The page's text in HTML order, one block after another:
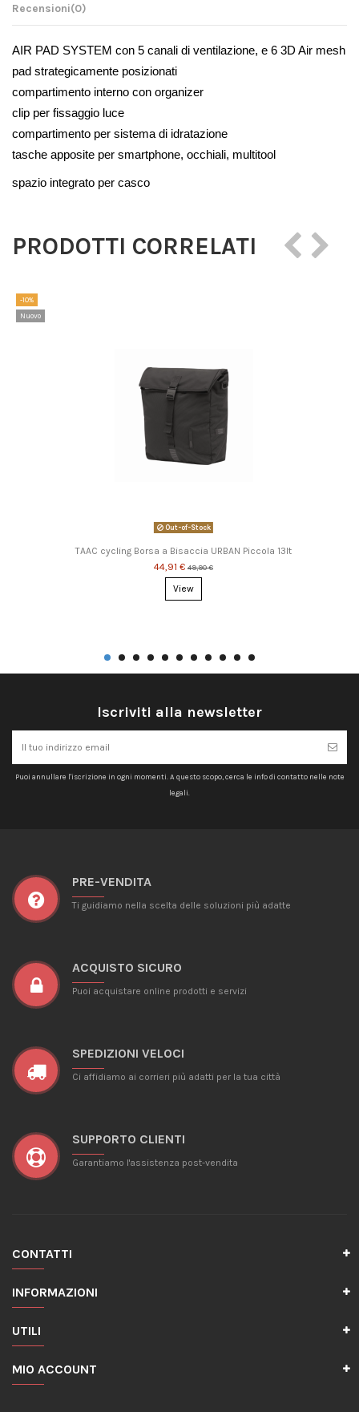
Recensioni(0)
AIR PAD SYSTEM con 5 canali di ventilazione, e 6 3D Air mesh
pad strategicamente posizionati
compartimento interno con organizer
clip per fissaggio luce
compartimento per sistema di idratazione
tasche apposite per smartphone, occhiali, multitool
spazio integrato per casco
PRODOTTI CORRELATI
-10%
Nuovo
Out-of-Stock
TAAC cycling Borsa a Bisaccia URBAN Piccola 13lt
44,91 € 49,90 €
View
Iscriviti alla newsletter
Puoi annullare l'iscrizione in ogni momenti. A questo scopo, cerca le info di contatto nelle note
legali.
PRE-VENDITA
Ti guidiamo nella scelta delle soluzioni più adatte
ACQUISTO SICURO
Puoi acquistare online prodotti e servizi
SPEDIZIONI VELOCI
Ci affidiamo ai corrieri più adatti per la tua città
SUPPORTO CLIENTI
Garantiamo l'assistenza post-vendita
CONTATTI
INFORMAZIONI
UTILI
MIO ACCOUNT